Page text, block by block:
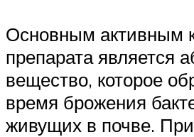
Основным активным
препарата является
вещество, которое
время брожения
живущих в почве. При